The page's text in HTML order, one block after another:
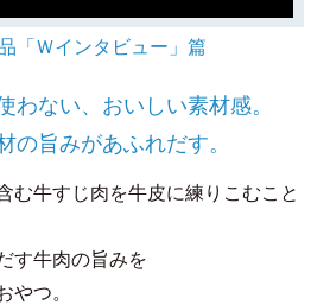
「Ｗインタビュー」篇
わない、おいしい素材感。
の旨みがあふれだす。
む牛すじ肉を牛皮に練りこむこと
す牛肉の旨みを
やつ。